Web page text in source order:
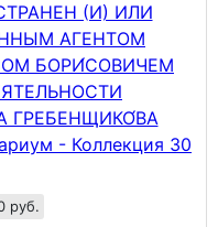
(И) ИЛИ
АГЕНТОМ
БОРИ́СОВИЧЕМ
ГРЕБЕНЩИКО́ВА
- Коллекция 30
руб.